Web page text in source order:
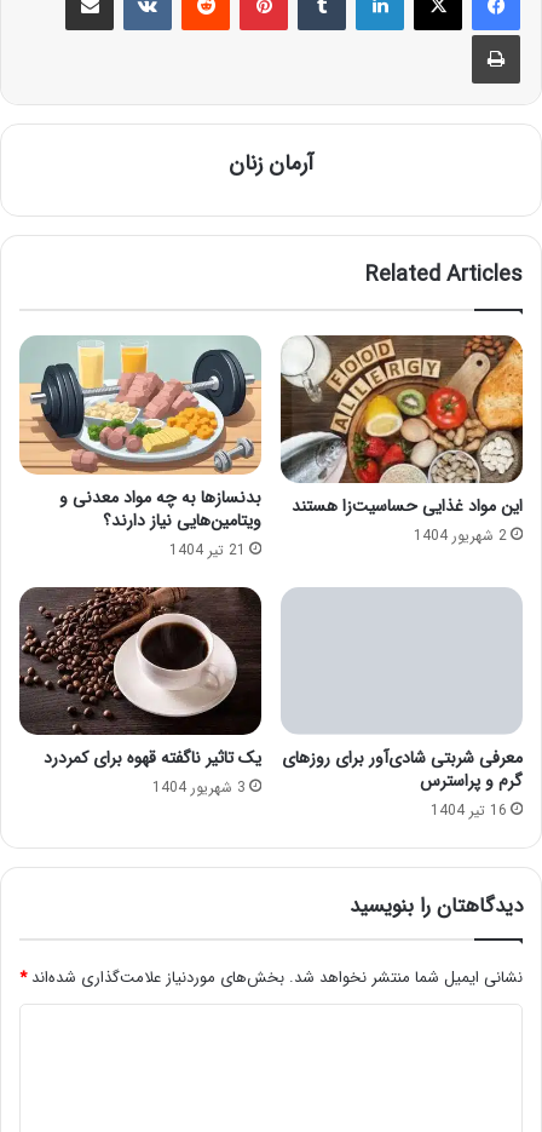
Print
آرمان زنان
Related Articles
این مواد غذایی حساسیت‌زا هستند
2 شهریور 1404
بدنسازها به چه مواد معدنی و
ویتامین‌هایی نیاز دارند؟
21 تیر 1404
معرفی شربتی شادی‌آور برای روزهای
گرم و پراسترس
16 تیر 1404
یک تاثیر ناگفته قهوه برای کمردرد
3 شهریور 1404
دیدگاهتان را بنویسید
نشانی ایمیل شما منتشر نخواهد شد. بخش‌های موردنیاز علامت‌گذاری شده‌اند*